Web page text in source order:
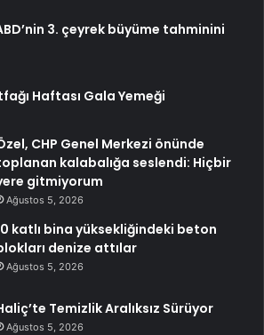
3. çeyrek büyüme tahminini
Haftası Gala Yemeği
CHP Genel Merkezi önünde
kalabalığa seslendi: Hiçbir
gitmiyorum
Ağustos 5, 2026
katlı bina yüksekliğindeki beton
denize attılar
Ağustos 5, 2026
Temizlik Aralıksız Sürüyor
Ağustos 5, 2026